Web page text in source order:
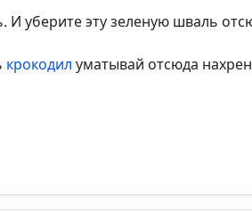
уберите эту зеленую шваль
крокодил уматывай отсюда